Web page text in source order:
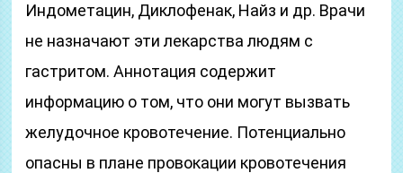
Индометацин, Диклофенак, Найз и др. Врачи
не назначают эти лекарства людям с
гастритом. Аннотация содержит
информацию о том, что они могут вызвать
желудочное кровотечение. Потенциально
опасны в плане провокации кровотечения